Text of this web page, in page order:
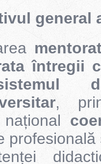
general
întregii
,